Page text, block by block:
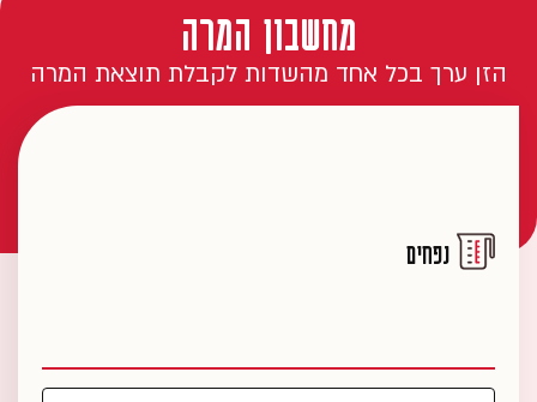
מחשבון המרה
הזן ערך בכל אחד מהשדות לקבלת תוצאת המרה
נפחים